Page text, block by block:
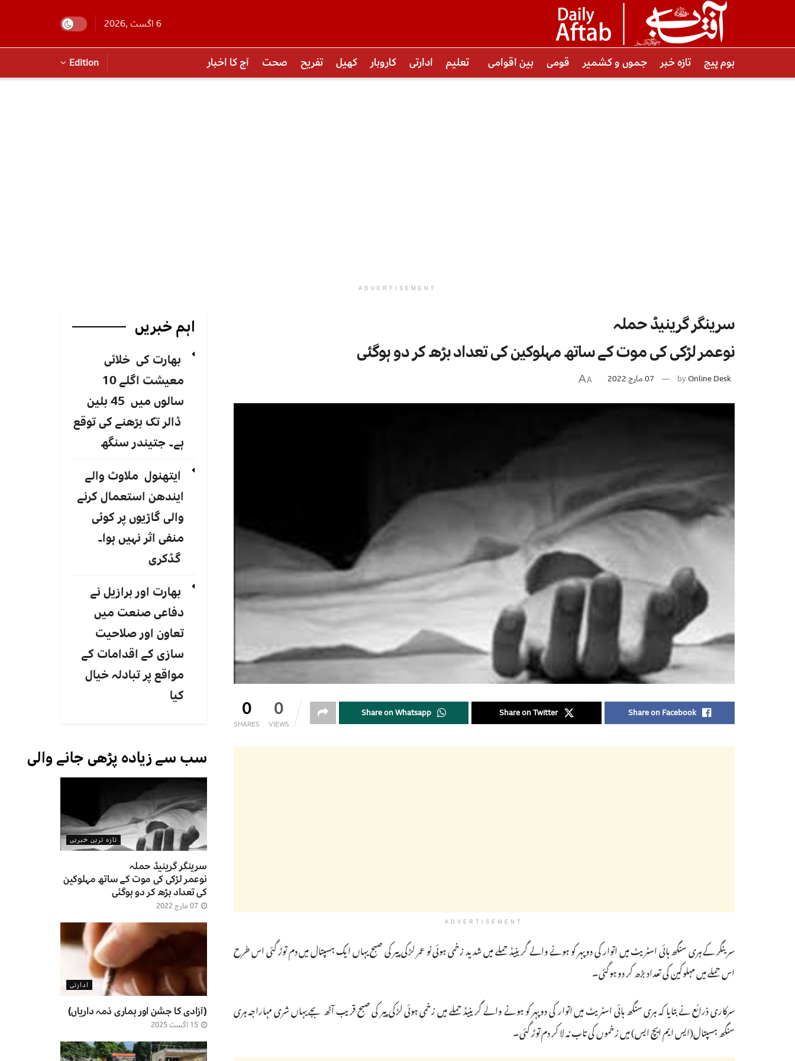
6 اگست ,2026
ہوم پیج تازہ خبر جموں و کشمیر قومی بین اقوامی تعلیم ادارتی کاروبار کھیل تفریح صحت آج کا اخبار Edition
ADVERTISEMENT
سرینگر گرینیڈ حملہ
نوعمر لڑکی کی موت کے ساتھ مہلوکین کی تعداد بڑھ کر دو ہوگئی
byOnline Desk 07 مارچ 2022 A
A
0
SHARES
0
VIEWS
Share on Facebook
Share on Twitter
Share on Whatsapp
ADVERTISEMENT
سرینگر کے ہری سنگھ ہائی اسٹریٹ میں اتوار کی دوپہر کو ہونے والے گرینیڈ حملے میں شدید زخمی ہوئی نو عمر لڑکی پیر کی صبح یہاں ایک ہسپتال میں دم توڑ گئی اس طرح
اس حملے میں مہلوکین کی تعداد بڑھ کر دو ہوگئی۔
سرکاری ذرائع نے بتایا کہ ہری سنگھ ہائی اسٹریٹ میں اتوار کی دوپہر کو ہونے والے گرینیڈ حملے میں زخمی ہوئی لڑکی پیر کی صبح قریب آٹھ بجے یہاں شری مہاراجہ ہری
سنگھ ہسپتال(ایس ایم ایچ ایس) میں زخموں کی تاب نہ لا کر دم توڑ گئی۔
اہم خبریں
بھارت کی خلائی
معیشت اگلے 10
سالوں میں 45 بلین
ڈالر تک بڑھنے کی توقع
ہے۔ جتیندر سنگھ
ایتھنول ملاوٹ والے
ایندھن استعمال کرنے
والی گاڑیوں پر کوئی
منفی اثر نہیں ہوا۔
گڈکری
بھارت اور برازیل نے
دفاعی صنعت میں
تعاون اور صلاحیت
سازی کے اقدامات کے
مواقع پر تبادلہ خیال
کیا
سب سے زیادہ پڑھی جانے والی
تازہ ترین خبریں
سرینگر گرینیڈ حملہ
نوعمر لڑکی کی موت کے ساتھ مہلوکین
کی تعداد بڑھ کر دو ہوگئی
07 مارچ 2022
ادارتی
(آزادی کا جشن اور ہماری ذمہ داریاں)
15 اگست 2025